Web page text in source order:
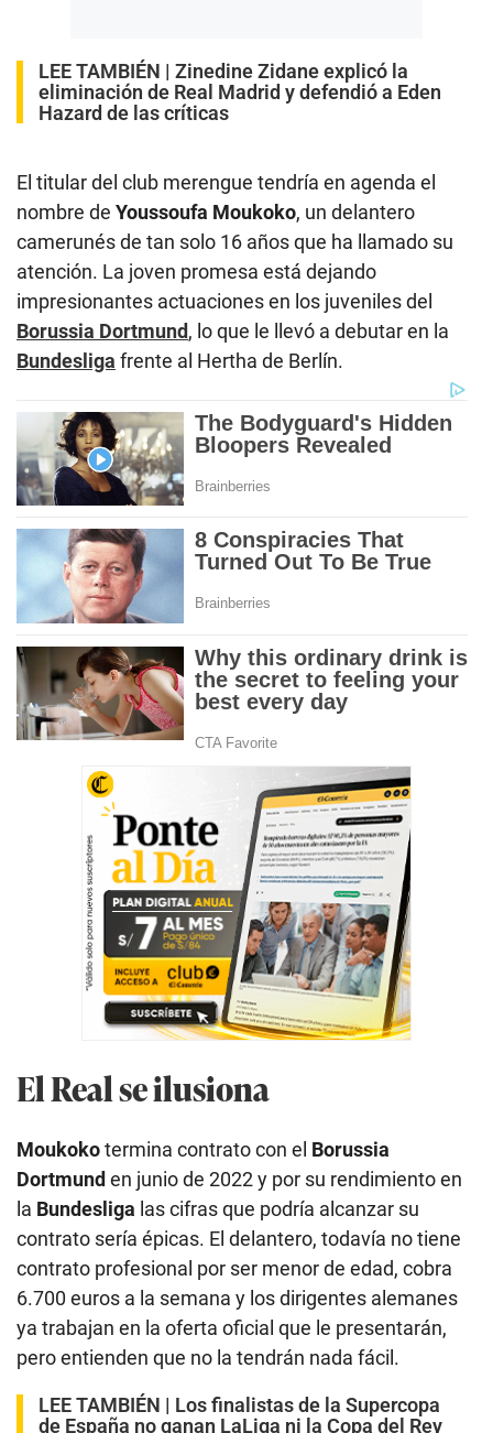
LEE TAMBIÉN | Zinedine Zidane explicó la
eliminación de Real Madrid y defendió a Eden
Hazard de las críticas
El titular del club merengue tendría en agenda el
nombre de Youssoufa Moukoko, un delantero
camerunés de tan solo 16 años que ha llamado su
atención. La joven promesa está dejando
impresionantes actuaciones en los juveniles del
Borussia Dortmund, lo que le llevó a debutar en la
Bundesliga frente al Hertha de Berlín.
El Real se ilusiona
Moukokotermina contrato con el Borussia
Dortmund en junio de 2022 y por su rendimiento en
la Bundesliga las cifras que podría alcanzar su
contrato sería épicas. El delantero, todavía no tiene
contrato profesional por ser menor de edad, cobra
6.700 euros a la semana y los dirigentes alemanes
ya trabajan en la oferta oficial que le presentarán,
pero entienden que no la tendrán nada fácil.
LEE TAMBIÉN | Los finalistas de la Supercopa
de España no ganan LaLiga ni la Copa del Rey